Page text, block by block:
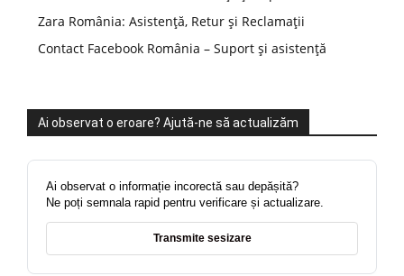
Zara România: Asistență, Retur și Reclamații
Contact Facebook România – Suport și asistență
Ai observat o eroare? Ajută-ne să actualizăm
Ai observat o informație incorectă sau depășită?
Ne poți semnala rapid pentru verificare și actualizare.
Transmite sesizare